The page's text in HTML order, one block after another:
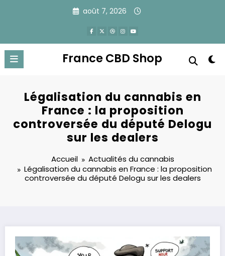
août 7, 2026
France CBD Shop
Légalisation du cannabis en
France : la proposition
controversée du député Delogu
sur les dealers
Accueil
Actualités du cannabis
Légalisation du cannabis en France : la proposition
controversée du député Delogu sur les dealers